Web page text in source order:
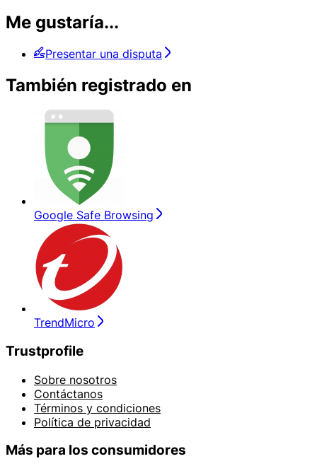
Me gustaría...
Presentar una disputa
También registrado en
Google Safe Browsing
TrendMicro
Trustprofile
Sobre nosotros
Contáctanos
Términos y condiciones
Política de privacidad
Más para los consumidores